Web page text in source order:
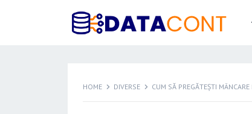
HOME DIVERSE CUM SĂ PREGĂTEȘTI